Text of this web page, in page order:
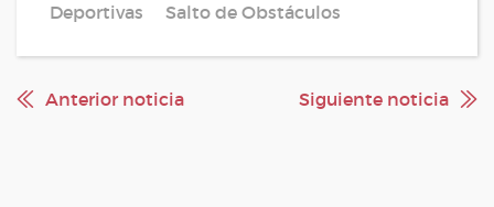
Deportivas Salto de Obstáculos
Anterior noticia Siguiente noticia